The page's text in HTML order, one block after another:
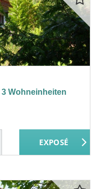
Wohneinheiten